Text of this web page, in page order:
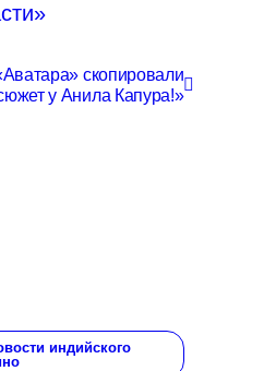
скопировали
у Анила Капура!»
индийского